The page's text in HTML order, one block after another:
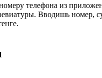
телефона из
Вводишь номер,